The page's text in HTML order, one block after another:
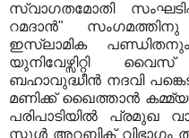
സ്വാഗതമോതി
റമദാൻ"
ഇസ്ലാമിക
യുനിവേഴ്സിറ്റി
ബഹാവുദ്ധീൻ നദവി
മണിക്ക് ഖൈത്താൻ
പരിപാടിയിൽ പ്രമുഖ
സ്കൂൾ അറബിക്